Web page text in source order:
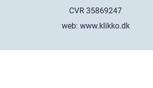
web:www.klikko.dk